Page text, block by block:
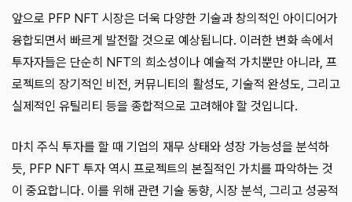
앞으로 PFP NFT 시장은 더욱 다양한 기술과 창의적인 아이디어가
융합되면서 빠르게 발전할 것으로 예상됩니다. 이러한 변화 속에서
투자자들은 단순히 NFT의 희소성이나 예술적 가치뿐만 아니라, 프
로젝트의 장기적인 비전, 커뮤니티의 활성도, 기술적 완성도, 그리고
실제적인 유틸리티 등을 종합적으로 고려해야 할 것입니다.
마치 주식 투자를 할 때 기업의 재무 상태와 성장 가능성을 분석하
듯, PFP NFT 투자 역시 프로젝트의 본질적인 가치를 파악하는 것
이 중요합니다. 이를 위해 관련 기술 동향, 시장 분석, 그리고 성공적